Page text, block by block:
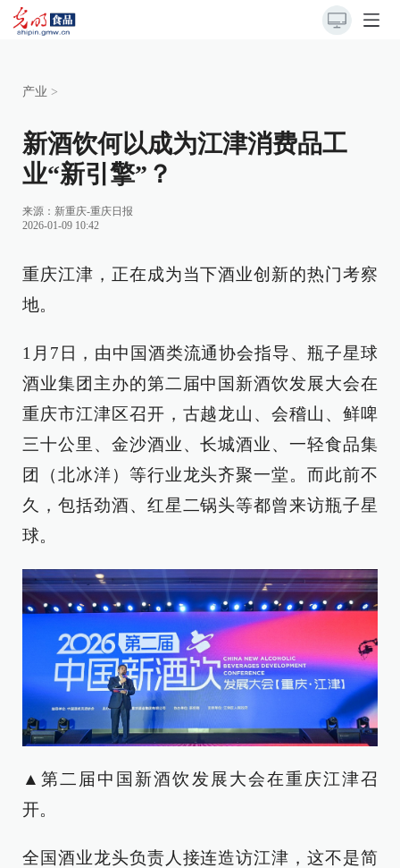
产业 >
新酒饮何以成为江津消费品工
业“新引擎”？
来源： 新重庆-重庆日报
2026-01-09 10:42
重庆江津，正在成为当下酒业创新的热门考察
地。
1月7日，由中国酒类流通协会指导、瓶子星球
酒业集团主办的第二届中国新酒饮发展大会在
重庆市江津区召开，古越龙山、会稽山、鲜啤
三十公里、金沙酒业、长城酒业、一轻食品集
团（北冰洋）等行业龙头齐聚一堂。而此前不
久，包括劲酒、红星二锅头等都曾来访瓶子星
球。
▲第二届中国新酒饮发展大会在重庆江津召
开。
全国酒业龙头负责人接连造访江津，这不是简